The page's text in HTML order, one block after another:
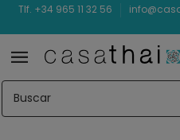
Tlf. +34 965 11 32 56